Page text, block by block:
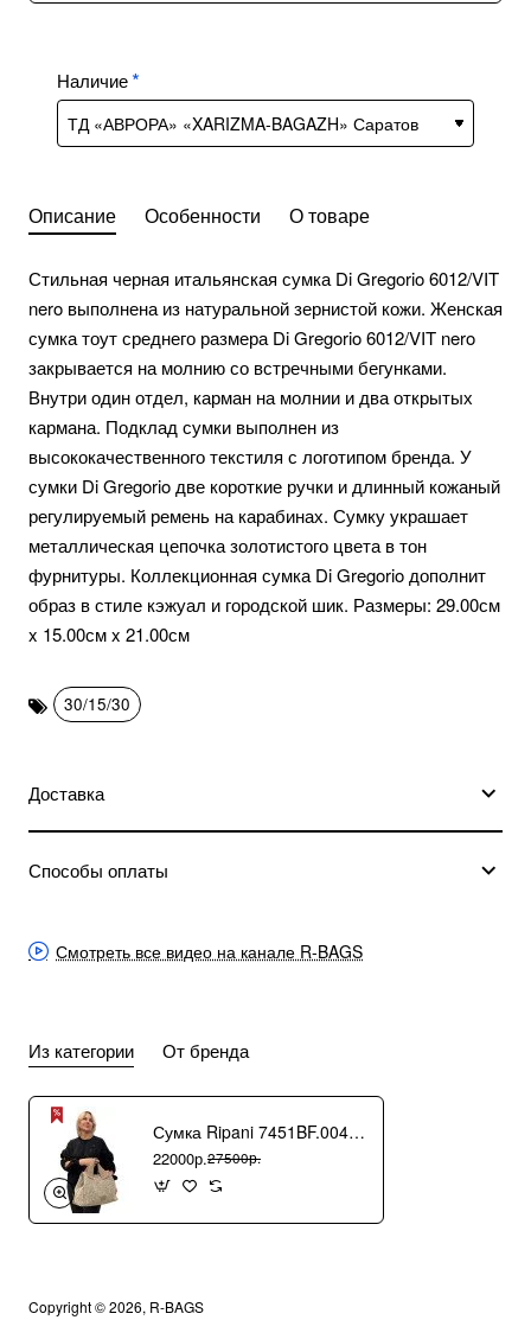
Наличие
Описание Особенности О товаре
Стильная черная итальянская сумка Di Gregorio 6012/VIT
nero выполнена из натуральной зернистой кожи. Женская
сумка тоут среднего размера Di Gregorio 6012/VIT nero
закрывается на молнию со встречными бегунками.
Внутри один отдел, карман на молнии и два открытых
кармана. Подклад сумки выполнен из
высококачественного текстиля с логотипом бренда. У
сумки Di Gregorio две короткие ручки и длинный кожаный
регулируемый ремень на карабинах. Сумку украшает
металлическая цепочка золотистого цвета в тон
фурнитуры. Коллекционная сумка Di Gregorio дополнит
образ в стиле кэжуал и городской шик. Размеры: 29.00см
x 15.00см x 21.00см
30/15/30
Доставка
Способы оплаты
Смотреть все видео на канале R-BAGS
Из категории От бренда
Сумка Ripani 7451BF.00406 Ecru/Sabbia
22000р.27500р.
Copyright © 2026, R-BAGS